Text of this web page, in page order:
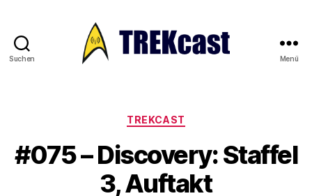
Suchen Menü
Kategorien
TREKCAST
#075 – Discovery: Staffel
3, Auftakt